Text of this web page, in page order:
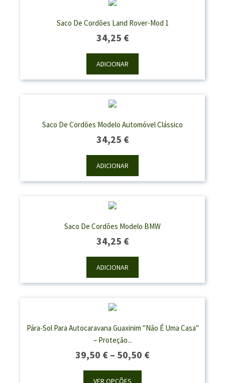
Saco De Cordões Land Rover-Mod 1
34,25 €
ADICIONAR
Saco De Cordões Modelo Automóvel Clássico
34,25 €
ADICIONAR
Saco De Cordões Modelo BMW
34,25 €
ADICIONAR
Pára-Sol Para Autocaravana Guaxinim "Não É Uma Casa"
– Proteção...
39,50 € – 50,50 €Price
VER OPÇÕES